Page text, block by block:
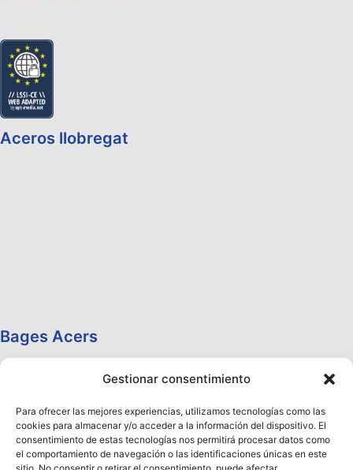
Gestionar consentimiento
Para ofrecer las mejores experiencias, utilizamos tecnologías como las
cookies para almacenar y/o acceder a la información del dispositivo. El
consentimiento de estas tecnologías nos permitirá procesar datos como
el comportamiento de navegación o las identificaciones únicas en este
Aceros llobregat
Bages Acers